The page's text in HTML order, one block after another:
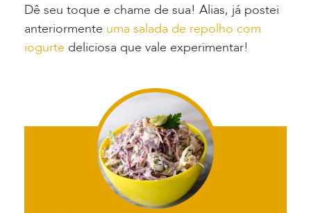
Dê seu toque e chame de sua! Alias, já postei
anteriormente uma salada de repolho com
iogurte deliciosa que vale experimentar!